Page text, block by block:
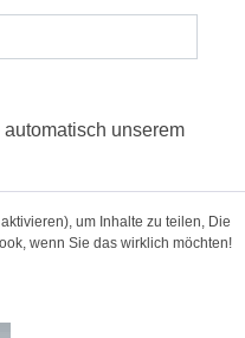
unserem
um Inhalte zu teilen, Die
wenn Sie das wirklich möchten!